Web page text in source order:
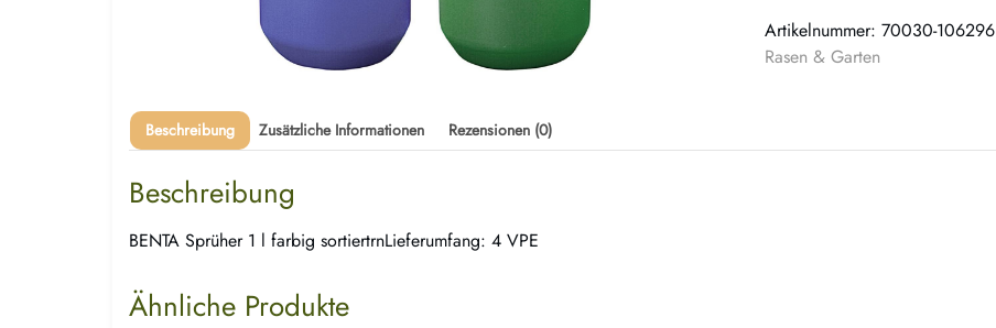
Artikelnummer:70030-106296
Rasen & Garten
Beschreibung Zusätzliche Informationen Rezensionen (0)
Beschreibung
BENTA Sprüher 1 l farbig sortiertrnLieferumfang: 4 VPE
Ähnliche Produkte